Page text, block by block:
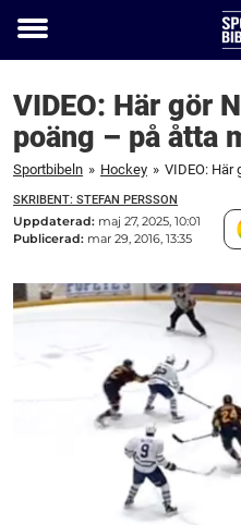
Toggle
VIDEO: Här gör
poäng – på åtta
Sportbibeln » Hockey »
SKRIBENT: STEFAN PERSSON
Uppdaterad: maj 27, 2025, 10:01
Publicerad: mar 29, 2016, 13:35